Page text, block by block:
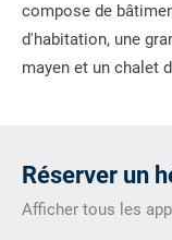
compose de
d'habitation, une
mayen et un chalet
Réserver un
Afficher tous les